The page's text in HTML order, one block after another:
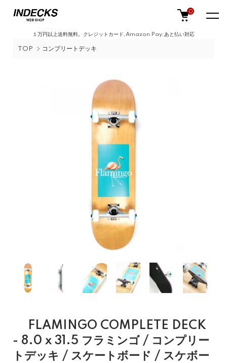
１万円以上送料無料。クレジットカード,Amazon Pay,あと払い対応
0
TOP コンプリートデッキ
FLAMINGO COMPLETE DECK
- 8.0 x 31.5 フラミンゴ / コンプリー
トデッキ / スケートボード / スケボー